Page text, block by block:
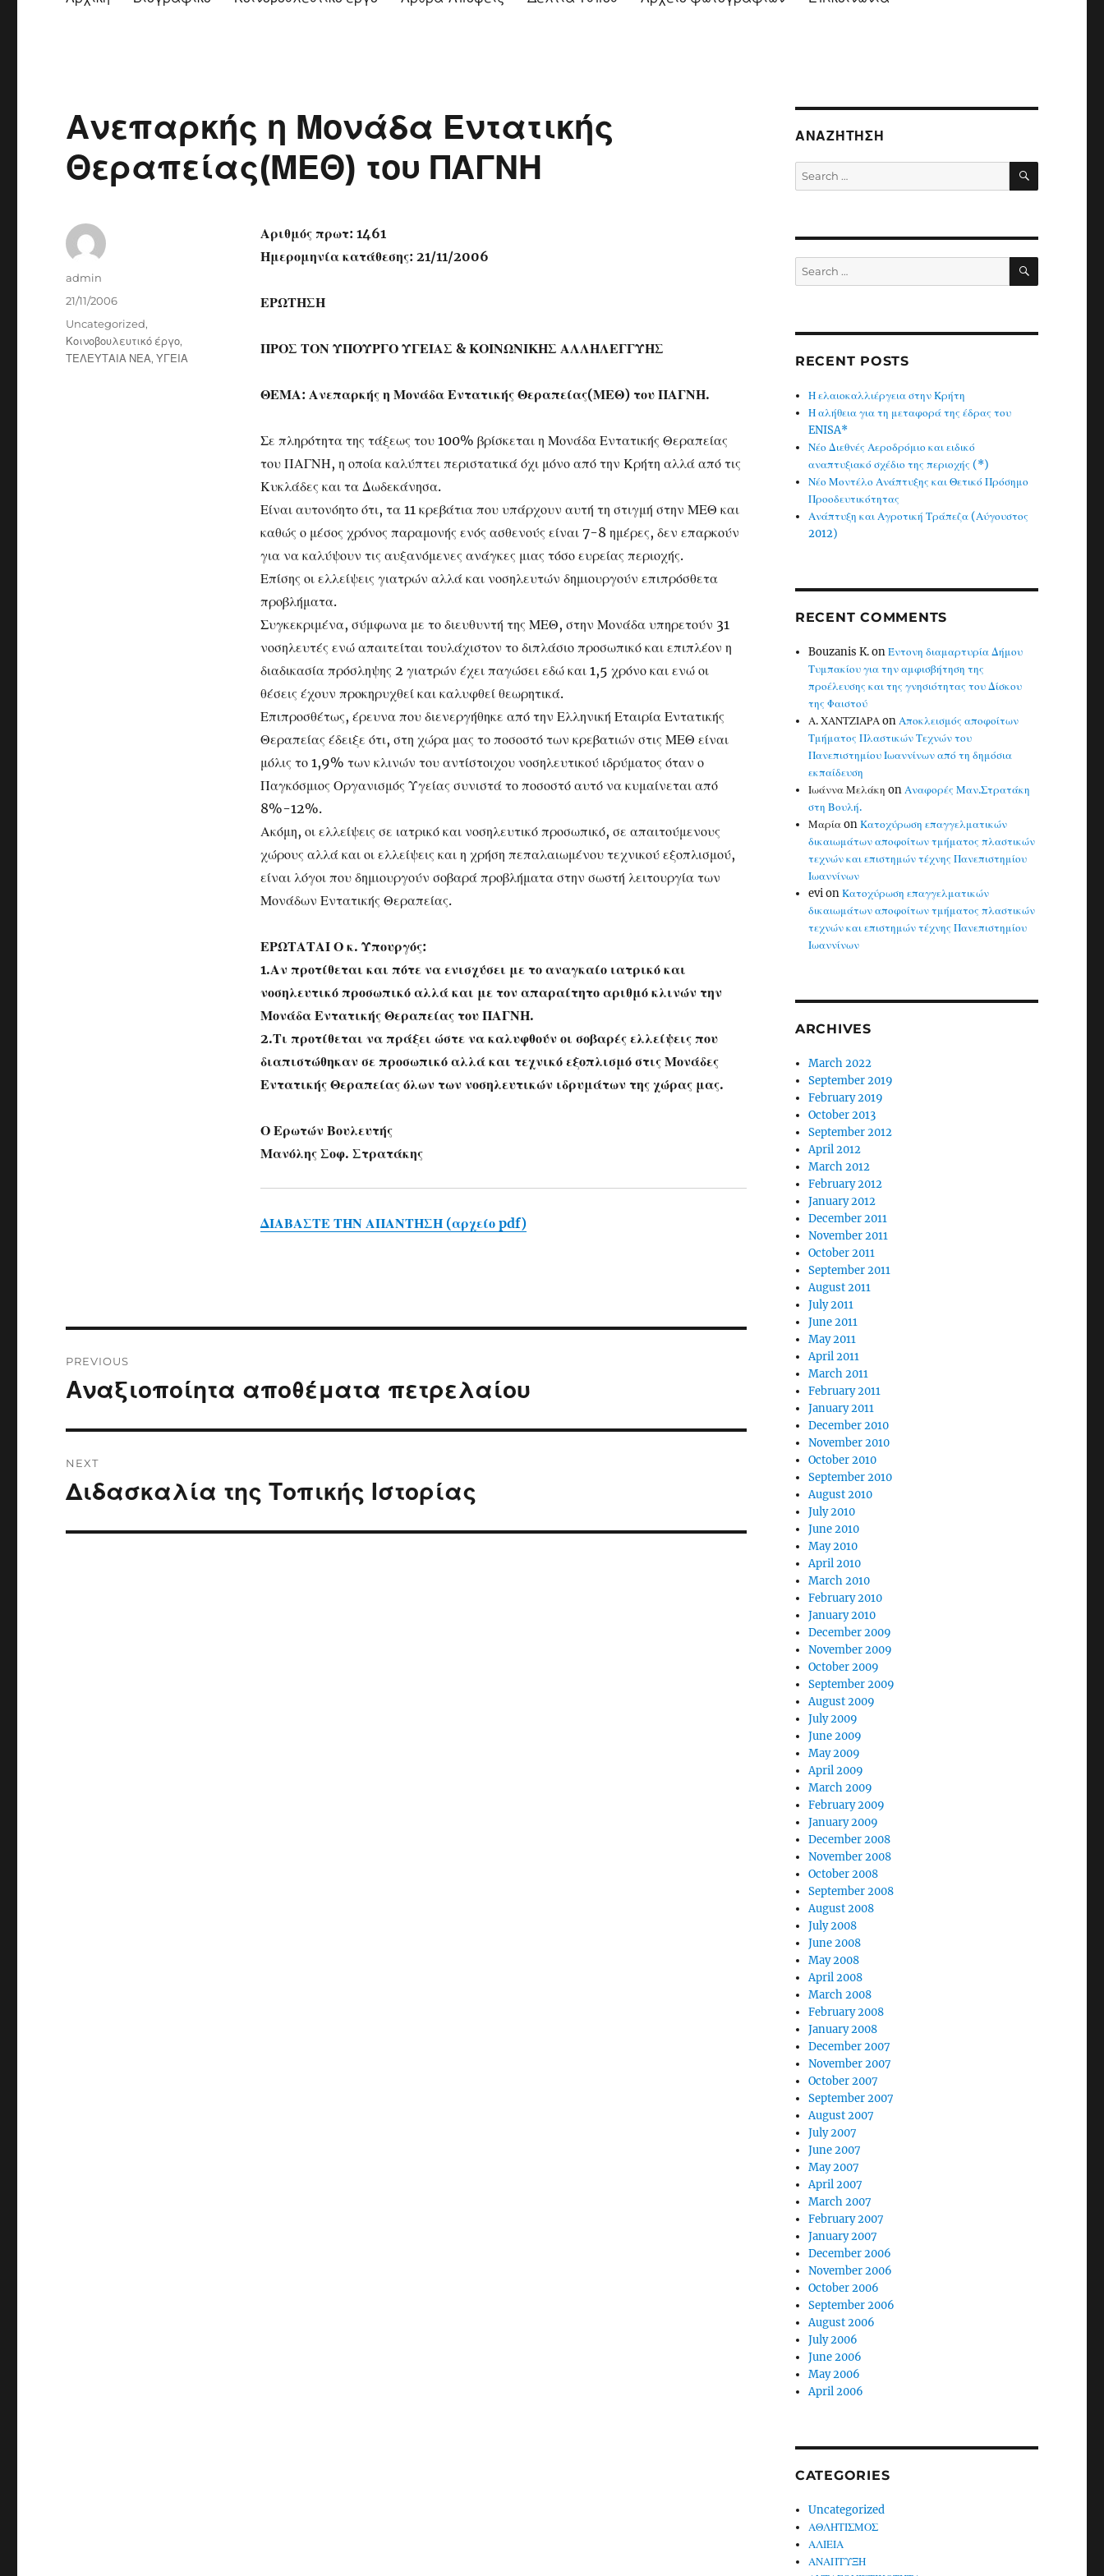
Ανεπαρκής η Μονάδα Εντατικής
Θεραπείας(ΜΕΘ) του ΠΑΓΝΗ
Αριθμός πρωτ: 1461
Ημερομηνία κατάθεσης: 21/11/2006
ΕΡΩΤΗΣΗ
ΠΡΟΣ ΤΟΝ ΥΠΟΥΡΓΟ ΥΓΕΙΑΣ & ΚΟΙΝΩΝΙΚΗΣ ΑΛΛΗΛΕΓΓΥΗΣ
ΘΕΜΑ: Ανεπαρκής η Μονάδα Εντατικής Θεραπείας(ΜΕΘ) του ΠΑΓΝΗ.
Σε πληρότητα της τάξεως του 100% βρίσκεται η Μονάδα Εντατικής Θεραπείας
του ΠΑΓΝΗ, η οποία καλύπτει περιστατικά όχι μόνο από την Κρήτη αλλά από τις
Κυκλάδες και τα Δωδεκάνησα.
Είναι αυτονόητο ότι, τα 11 κρεβάτια που υπάρχουν αυτή τη στιγμή στην ΜΕΘ και
καθώς ο μέσος χρόνος παραμονής ενός ασθενούς είναι 7-8 ημέρες, δεν επαρκούν
για να καλύψουν τις αυξανόμενες ανάγκες μιας τόσο ευρείας περιοχής.
Επίσης οι ελλείψεις γιατρών αλλά και νοσηλευτών δημιουργούν επιπρόσθετα
προβλήματα.
Συγκεκριμένα, σύμφωνα με το διευθυντή της ΜΕΘ, στην Μονάδα υπηρετούν 31
νοσηλευτές ενώ απαιτείται τουλάχιστον το διπλάσιο προσωπικό και επιπλέον η
διαδικασία πρόσληψης 2 γιατρών έχει παγώσει εδώ και 1,5 χρόνο και ενώ οι
θέσεις έχουν προκηρυχθεί και καλυφθεί θεωρητικά.
Επιπροσθέτως, έρευνα που διενεργήθηκε από την Ελληνική Εταιρία Εντατικής
Θεραπείας έδειξε ότι, στη χώρα μας το ποσοστό των κρεβατιών στις ΜΕΘ είναι
μόλις το 1,9% των κλινών του αντίστοιχου νοσηλευτικού ιδρύματος όταν ο
Παγκόσμιος Οργανισμός Υγείας συνιστά το ποσοστό αυτό να κυμαίνεται από
8%-12%.
Ακόμη, οι ελλείψεις σε ιατρικό και νοσηλευτικό προσωπικό, σε απαιτούμενους
χώρους αλλά και οι ελλείψεις και η χρήση πεπαλαιωμένου τεχνικού εξοπλισμού,
είναι λόγοι που δημιουργούν σοβαρά προβλήματα στην σωστή λειτουργία των
Μονάδων Εντατικής Θεραπείας.
ΕΡΩΤΑΤΑΙ Ο κ. Υπουργός:
1.Αν προτίθεται και πότε να ενισχύσει με το αναγκαίο ιατρικό και
νοσηλευτικό προσωπικό αλλά και με τον απαραίτητο αριθμό κλινών την
Μονάδα Εντατικής Θεραπείας του ΠΑΓΝΗ.
2.Τι προτίθεται να πράξει ώστε να καλυφθούν οι σοβαρές ελλείψεις που
διαπιστώθηκαν σε προσωπικό αλλά και τεχνικό εξοπλισμό στις Μονάδες
Εντατικής Θεραπείας όλων των νοσηλευτικών ιδρυμάτων της χώρας μας.
Ο Ερωτών Βουλευτής
Μανόλης Σοφ. Στρατάκης
ΔΙΑΒΑΣΤΕ ΤΗΝ ΑΠΑΝΤΗΣΗ (αρχείο pdf)
Author
admin
Posted
21/11/2006
Categories
Uncategorized,
Κοινοβουλευτικό έργο,
ΤΕΛΕΥΤΑΙΑ ΝΕΑ,ΥΓΕΙΑ
navigation
PREVIOUS
Previous
Αναξιοποίητα αποθέματα πετρελαίου
NEXT
Next
Διδασκαλία της Τοπικής Ιστορίας
ΑΝΑΖΉΤΗΣΗ
Search
for:
SEARCH
Search
for:
SEARCH
RECENT POSTS
Η ελαιοκαλλιέργεια στην Κρήτη
Η αλήθεια για τη μεταφορά της έδρας του
ENISA*
Νέο Διεθνές Αεροδρόμιο και ειδικό
αναπτυξιακό σχέδιο της περιοχής (*)
Νέο Μοντέλο Ανάπτυξης και Θετικό Πρόσημο
Προοδευτικότητας
Ανάπτυξη και Αγροτική Τράπεζα (Αύγουστος
2012)
RECENT COMMENTS
Bouzanis K.onΈντονη διαμαρτυρία Δήμου
Τυμπακίου για την αμφισβήτηση της
προέλευσης και της γνησιότητας του Δίσκου
της Φαιστού
Α. ΧΑΝΤΖΙΑΡΑonΑποκλεισμός αποφοίτων
Τμήματος Πλαστικών Τεχνών του
Πανεπιστημίου Ιωαννίνων από τη δημόσια
εκπαίδευση
Ιωάννα Μελάκη onΑναφορές Μαν.Στρατάκη
στη Βουλή.
ΜαρίαonΚατοχύρωση επαγγελματικών
δικαιωμάτων αποφοίτων τμήματος πλαστικών
τεχνών και επιστημών τέχνης Πανεπιστημίου
Ιωαννίνων
evionΚατοχύρωση επαγγελματικών
δικαιωμάτων αποφοίτων τμήματος πλαστικών
τεχνών και επιστημών τέχνης Πανεπιστημίου
Ιωαννίνων
ARCHIVES
March 2022
September 2019
February 2019
October 2013
September 2012
April 2012
March 2012
February 2012
January 2012
December 2011
November 2011
October 2011
September 2011
August 2011
July 2011
June 2011
May 2011
April 2011
March 2011
February 2011
January 2011
December 2010
November 2010
October 2010
September 2010
August 2010
July 2010
June 2010
May 2010
April 2010
March 2010
February 2010
January 2010
December 2009
November 2009
October 2009
September 2009
August 2009
July 2009
June 2009
May 2009
April 2009
March 2009
February 2009
January 2009
December 2008
November 2008
October 2008
September 2008
August 2008
July 2008
June 2008
May 2008
April 2008
March 2008
February 2008
January 2008
December 2007
November 2007
October 2007
September 2007
August 2007
July 2007
June 2007
May 2007
April 2007
March 2007
February 2007
January 2007
December 2006
November 2006
October 2006
September 2006
August 2006
July 2006
June 2006
May 2006
April 2006
CATEGORIES
Uncategorized
ΑΘΛΗΤΙΣΜΟΣ
ΑΛΙΕΙΑ
ΑΝΑΠΤΥΞΗ